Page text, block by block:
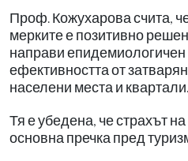
Проф. Кожухарова счита,
мерките е позитивно
направи епидемиологичен
ефективността от
населени места и квартали.
Тя е убедена, че страхът
основна пречка пред